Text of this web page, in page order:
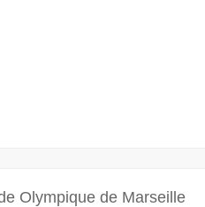
Olympique de Marseille